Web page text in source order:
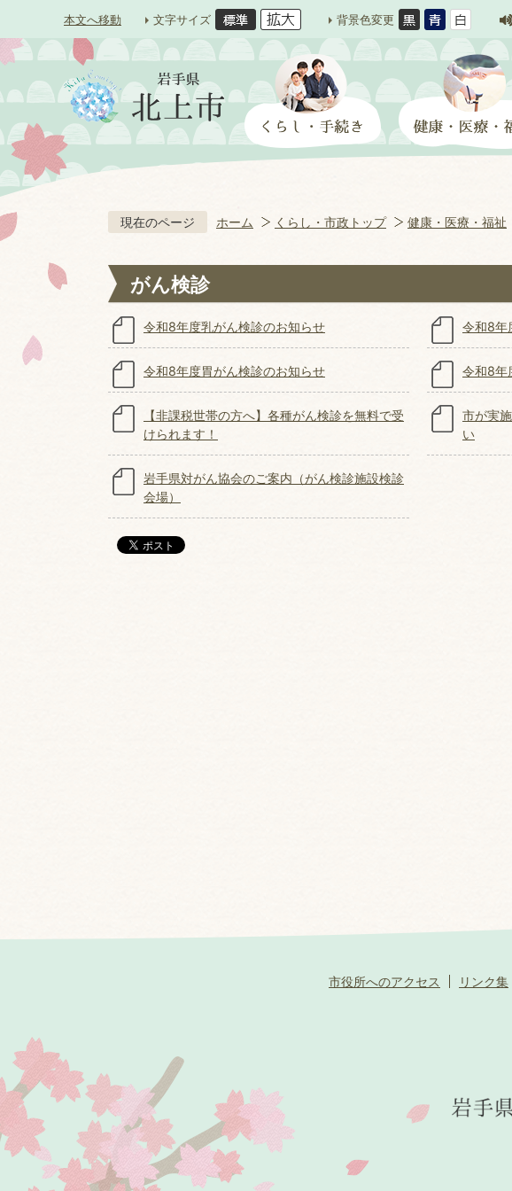
本文へ移動 文字サイズ 背景色変更
現在のページ ホーム くらし・市政トップ 健康・医療・福祉
がん検診
令和8年度乳がん検診のお知らせ 令和8年
令和8年度胃がん検診のお知らせ 令和8年
【非課税世帯の方へ】各種がん検診を無料で受
けられます！
市が実
い
岩手県対がん協会のご案内（がん検診施設検診
会場）
市役所へのアクセス リンク集